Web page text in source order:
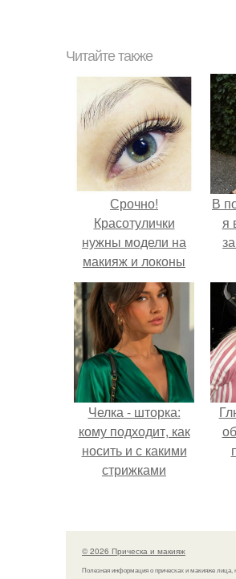
Читайте также
Срочно!
Красотулички
нужны модели на
макияж и локоны
(прическа) для
пополнения
портфолио!
В
я
Челка - шторка:
кому подходит, как
носить и с какими
стрижками
© 2026 Прическа и макияж
Полезная информация о прическах и макияже лица,